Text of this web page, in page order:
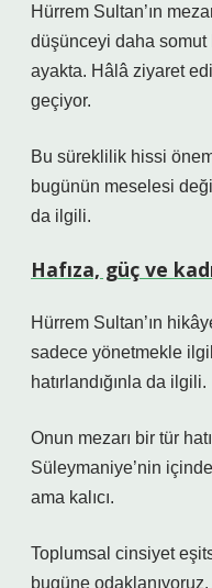
Hürrem Sultan’ın
düşünceyi daha somut
ayakta. Hâlâ ziyaret
geçiyor.
Bu süreklilik hissi
bugünün meselesi
da ilgili.
Hafıza, güç ve
Hürrem Sultan’ın
sadece yönetmekle
hatırlandığınla da ilgili.
Onun mezarı bir tür
Süleymaniye’nin
ama kalıcı.
Toplumsal cinsiyet
bugüne